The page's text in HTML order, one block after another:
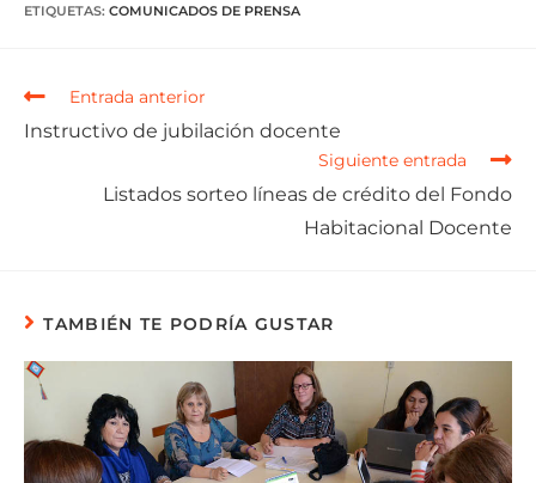
ETIQUETAS: COMUNICADOS DE PRENSA
Entrada anterior
Instructivo de jubilación docente
Siguiente entrada
Listados sorteo líneas de crédito del Fondo
Habitacional Docente
TAMBIÉN TE PODRÍA GUSTAR